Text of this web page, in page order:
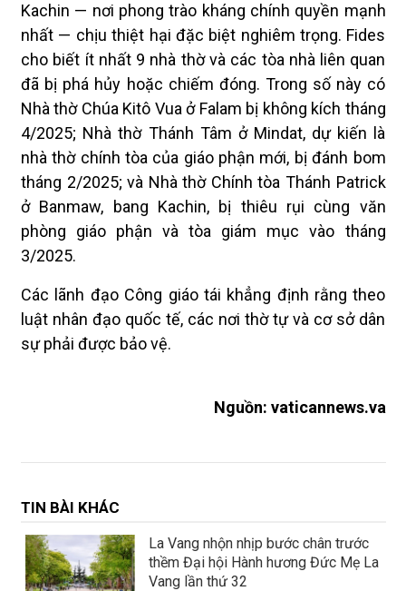
Kachin — nơi phong trào kháng chính quyền mạnh
nhất — chịu thiệt hại đặc biệt nghiêm trọng. Fides
cho biết ít nhất 9 nhà thờ và các tòa nhà liên quan
đã bị phá hủy hoặc chiếm đóng. Trong số này có
Nhà thờ Chúa Kitô Vua ở Falam bị không kích tháng
4/2025; Nhà thờ Thánh Tâm ở Mindat, dự kiến là
nhà thờ chính tòa của giáo phận mới, bị đánh bom
tháng 2/2025; và Nhà thờ Chính tòa Thánh Patrick
ở Banmaw, bang Kachin, bị thiêu rụi cùng văn
phòng giáo phận và tòa giám mục vào tháng
3/2025.
Các lãnh đạo Công giáo tái khẳng định rằng theo
luật nhân đạo quốc tế, các nơi thờ tự và cơ sở dân
sự phải được bảo vệ.
Nguồn: vaticannews.va
TIN BÀI KHÁC
La Vang nhộn nhịp bước chân trước
thềm Đại hội Hành hương Đức Mẹ La
Vang lần thứ 32